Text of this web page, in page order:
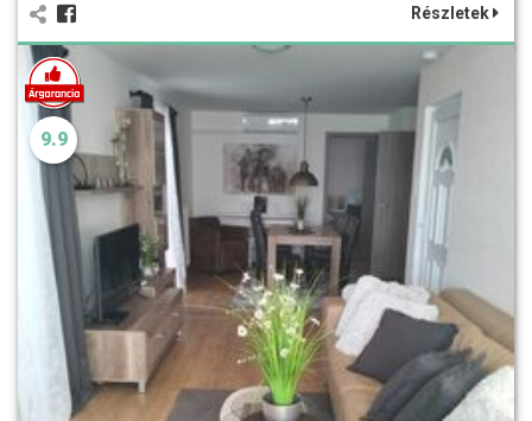
Részletek
9.9